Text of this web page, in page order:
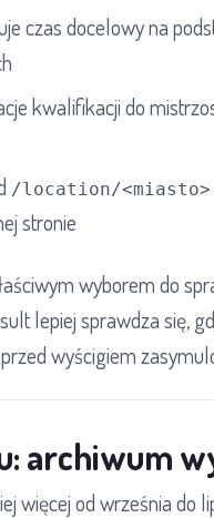
czas docelowy na
kwalifikacji do
/location/<miasto>
stronie
wyborem do
lepiej sprawdza się,
wyścigiem
archiwum
więcej od września do